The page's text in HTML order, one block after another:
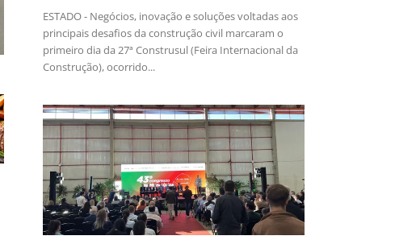
ESTADO - Negócios, inovação e soluções voltadas aos
principais desafios da construção civil marcaram o
primeiro dia da 27ª Construsul (Feira Internacional da
Construção), ocorrido...